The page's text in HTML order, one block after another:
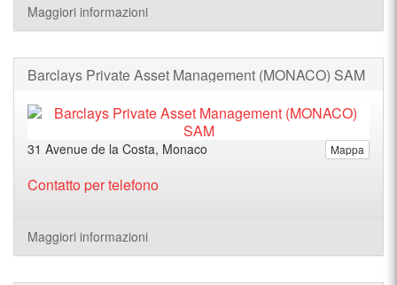
Maggiori informazioni
Barclays Private Asset Management (MONACO) SAM
Mappa
31 Avenue de la Costa, Monaco
Contatto per telefono
Maggiori informazioni